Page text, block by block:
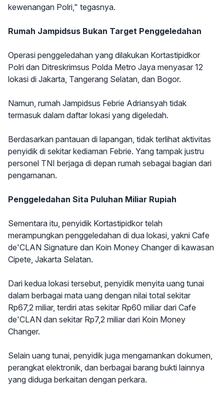
kewenangan Polri," tegasnya.
Rumah Jampidsus Bukan Target Penggeledahan
Operasi penggeledahan yang dilakukan Kortastipidkor
Polri dan Ditreskrimsus Polda Metro Jaya menyasar 12
lokasi di Jakarta, Tangerang Selatan, dan Bogor.
Namun, rumah Jampidsus Febrie Adriansyah tidak
termasuk dalam daftar lokasi yang digeledah.
Berdasarkan pantauan di lapangan, tidak terlihat aktivitas
penyidik di sekitar kediaman Febrie. Yang tampak justru
personel TNI berjaga di depan rumah sebagai bagian dari
pengamanan.
Penggeledahan Sita Puluhan Miliar Rupiah
Sementara itu, penyidik Kortastipidkor telah
merampungkan penggeledahan di dua lokasi, yakni Cafe
de'CLAN Signature dan Koin Money Changer di kawasan
Cipete, Jakarta Selatan.
Dari kedua lokasi tersebut, penyidik menyita uang tunai
dalam berbagai mata uang dengan nilai total sekitar
Rp67,2 miliar, terdiri atas sekitar Rp60 miliar dari Cafe
de'CLAN dan sekitar Rp7,2 miliar dari Koin Money
Changer.
Selain uang tunai, penyidik juga mengamankan dokumen,
perangkat elektronik, dan berbagai barang bukti lainnya
yang diduga berkaitan dengan perkara.